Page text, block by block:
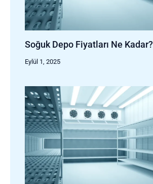
Soğuk Depo Fiyatları Ne Kadar?
Eylül 1, 2025